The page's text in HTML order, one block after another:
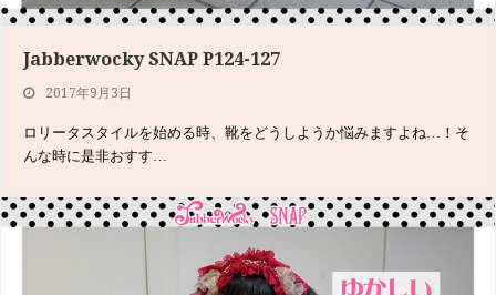
Jabberwocky SNAP P124-127
2017年9月3日
ロリータスタイルを始める時、靴をどうしようか悩みますよね…！そ
んな時に是非おすす…
「夏のTシャツkiss××××××ナイト」ルウトP002-009
2017年7月1日
ルウトさんの色っぽさを引き立てている、袖の折り返し部分の長いブ
ラウス。背中から袖…